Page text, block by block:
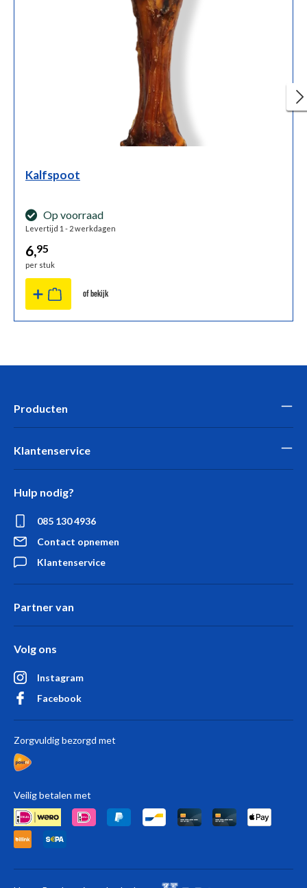
Kalfspoot
Op voorraad
Levertijd 1 - 2 werkdagen
6,95
per stuk
of bekijk
Volg ons
Instagram
Facebook
Producten
Klantenservice
Hulp nodig?
085 130 4936
Contact opnemen
Klantenservice
Partner van
Zorgvuldig bezorgd met
Veilig betalen met